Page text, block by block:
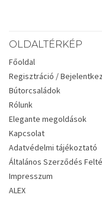
OLDALTÉRKÉP
Főoldal
Regisztráció /
Bútorcsaládok
Rólunk
Elegante megoldások
Kapcsolat
Adatvédelmi tájékoztató
Általános Szerződés
Impresszum
ALEX